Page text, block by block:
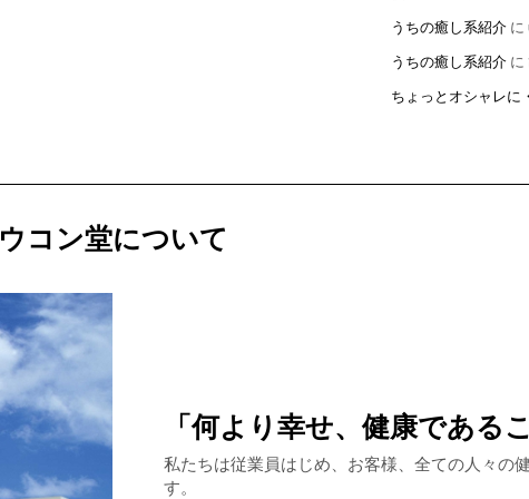
うちの癒し系紹介 に
うちの癒し系紹介 に
ちょっとオシャレに
ウコン堂について
「何より幸せ、健康である
私たちは従業員はじめ、お客様、全ての人々の
す。